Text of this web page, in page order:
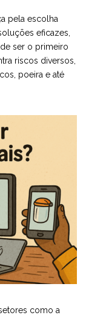
pela escolha
eficazes,
ser o primeiro
riscos diversos,
poeira e até
como a